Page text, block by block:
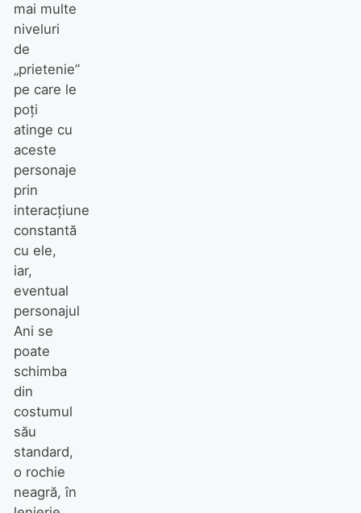
mai multe
niveluri
de
„prietenie”
pe care le
poți
atinge cu
aceste
personaje
prin
interacțiune
constantă
cu ele,
iar,
eventual
personajul
Ani se
poate
schimba
din
costumul
său
standard,
o rochie
neagră, în